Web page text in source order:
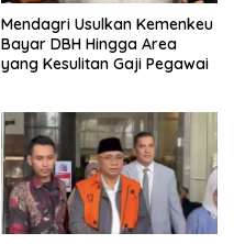
Mendagri Usulkan Kemenkeu
Bayar DBH Hingga Area
yang Kesulitan Gaji Pegawai